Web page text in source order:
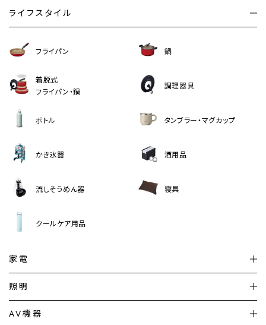
ライフスタイル
フライパン 鍋
着脱式
フライパン・鍋
調理器具
ボトル タンブラー・マグカップ
かき氷器 酒用品
流しそうめん器 寝具
クールケア用品
家電
加湿器・空気清浄機
照明
シーリングライト
AV機器